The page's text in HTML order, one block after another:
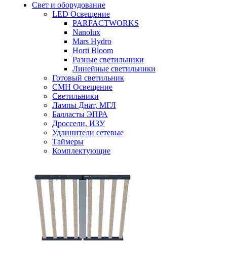
Свет и оборудование
LED Освещение
PARFACTWORKS
Nanolux
Mars Hydro
Horti Bloom
Разные светильники
Линейные светильники
Готовый светильник
CMH Освещение
Светильники
Лампы Днат, МГЛ
Балласты ЭПРА
Дроссели, ИЗУ
Удлинители сетевые
Таймеры
Комплектующие